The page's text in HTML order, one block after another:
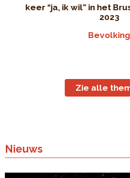
keer “ja, ik wil” in het
2023
Bevolking
Zie alle
Nieuws